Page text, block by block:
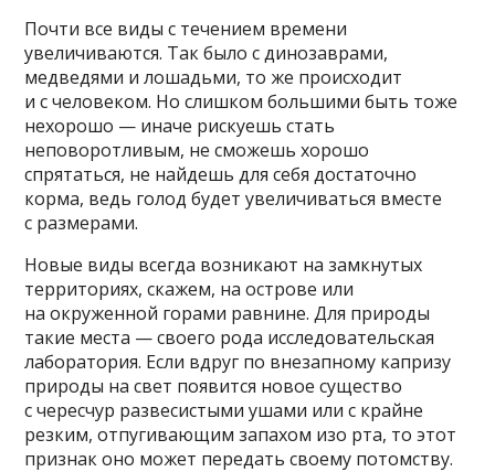
Почти все виды с течением времени
увеличиваются. Так было с динозаврами,
медведями и лошадьми, то же происходит
и с человеком. Но слишком большими быть тоже
нехорошо — иначе рискуешь стать
неповоротливым, не сможешь хорошо
спрятаться, не найдешь для себя достаточно
корма, ведь голод будет увеличиваться вместе
с размерами.
Новые виды всегда возникают на замкнутых
территориях, скажем, на острове или
на окруженной горами равнине. Для природы
такие места — своего рода исследовательская
лаборатория. Если вдруг по внезапному капризу
природы на свет появится новое существо
с чересчур развесистыми ушами или с крайне
резким, отпугивающим запахом изо рта, то этот
признак оно может передать своему потомству.